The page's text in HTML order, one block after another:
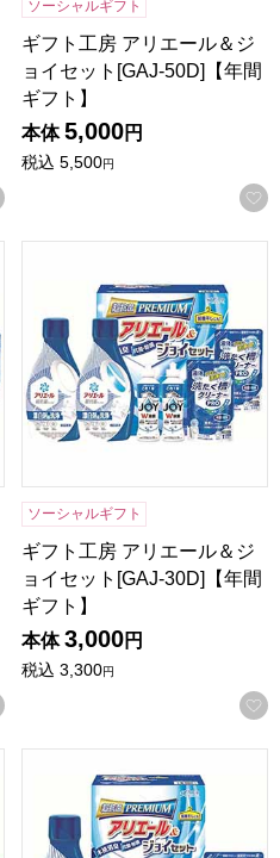
お気に入りに登録する
ソーシャルギフト
ギフト工房 アリエール＆ジ
ョイセット[GAJ-50D]【年間
ギフト】
本体 5,000円
税込 5,500円
お気に入りに登録する
ソーシャルギフト
ギフト工房 アリエール＆ジ
ョイセット[GAJ-30D]【年間
ギフト】
本体 3,000円
税込 3,300円